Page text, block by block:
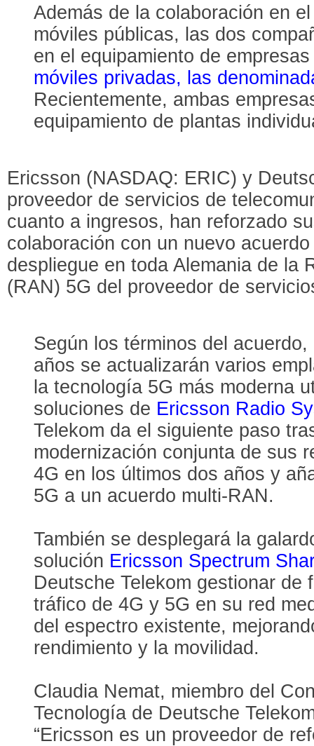
Además de la colaboración en
móviles públicas, las dos
en el equipamiento de
móviles privadas, las
Recientemente, ambas
equipamiento de plantas
Ericsson (NASDAQ: ERIC) y
proveedor de servicios de
cuanto a ingresos, han reforzado
colaboración con un nuevo
despliegue en toda Alemania de la
(RAN) 5G del proveedor de
Según los términos del
años se actualizarán varios
la tecnología 5G más moderna
soluciones de Ericsson Radio
Telekom da el siguiente paso
modernización conjunta de sus
4G en los últimos dos años y
5G a un acuerdo multi-RAN.
También se desplegará la
solución Ericsson Spectrum
Deutsche Telekom gestionar de
tráfico de 4G y 5G en su red
del espectro existente,
rendimiento y la movilidad.
Claudia Nemat, miembro del
Tecnología de Deutsche
“Ericsson es un proveedor de